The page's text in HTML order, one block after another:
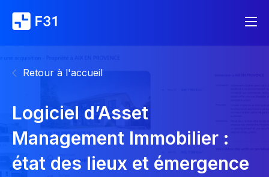
Retour à l'accueil
Logiciel d’Asset
Management Immobilier :
état des lieux et émergence